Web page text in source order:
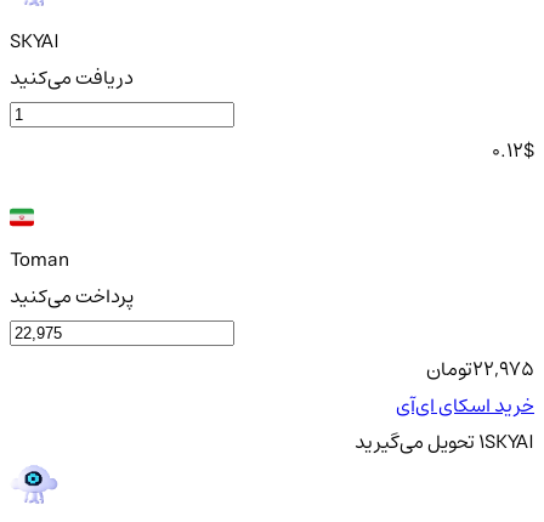
SKYAI
دریافت می‌کنید
0.12$
Toman
پرداخت می‌کنید
22,975تومان
خرید اسکای ای‌آی
1SKYAIتحویلمی‌گیرید